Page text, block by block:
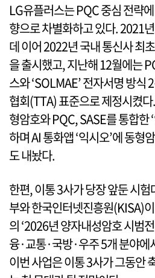
LG유플러스는 PQC 중심 전략
향으로 차별화하고 있다. 2021
데 이어 2022년 국내 통신사 최
을 출시했고, 지난해 12월에는
스와 ‘SOLMAE’ 전자서명 방식
협회(TTA) 표준으로 제정시켰
형암호와 PQC, SASE를 통합한
하며 AI 통화앱 ‘익시오’에 동형
도 내놨다.
한편, 이통 3사가 당장 앞둔 시
부와 한국인터넷진흥원(KISA)
의 ‘2026년 양자내성암호 시범
융·교통·국방·우주 5개 분야에
이번 사업은 이통 3사가 그동안